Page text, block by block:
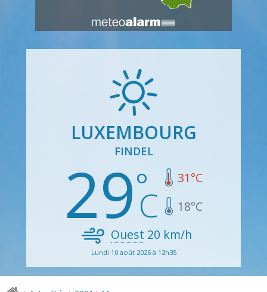
LUXEMBOURG
FINDEL
29 31°C
18°C
Ouest 20 km/h
Lundi 10 août 2026 à 12h35